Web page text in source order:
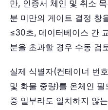
만, 인증서 체인 및 취소
분 미만의 게이트 결정 창
≤30초, 데이터베이스 간
분을 초과할 경우 수동 검
실제 식별자(컨테이너 번
및 화물 중량)를 온체인
중 일부라도 일치하지 않